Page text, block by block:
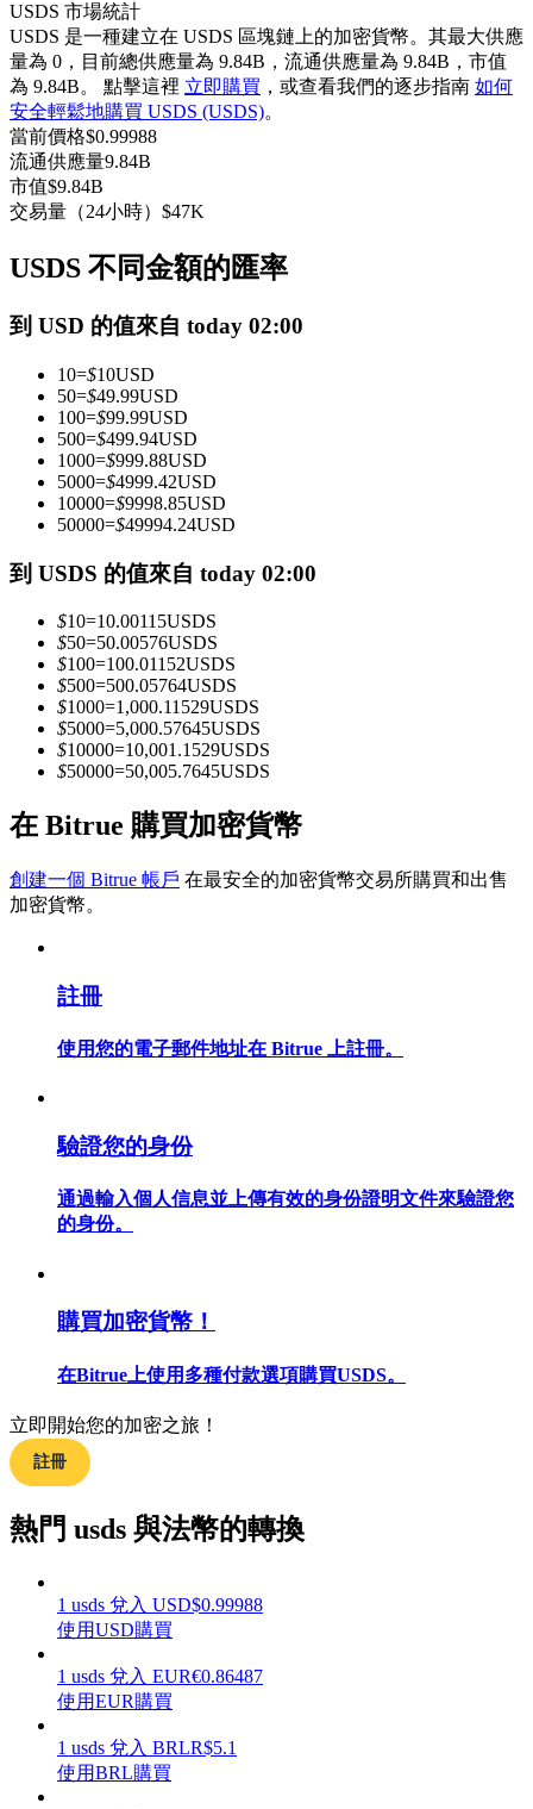
多種以USDC結算的永續合約
跟單
合約資訊
包含交易情況等的大數據分析
合約指南
交易策略
學習如何保持盈利
USDS 市場統計
USDS 是一種建立在 USDS 區塊鏈上的加密貨幣。其最大供應
量為 0，目前總供應量為 9.84B，流通供應量為 9.84B，市值
為 9.84B。 點擊這裡 立即購買 ，或查看我們的逐步指南 如何
安全輕鬆地購買 USDS (USDS)。
當前價格$0.99988
流通供應量9.84B
市值$9.84B
交易量（24小時） $47K
USDS 不同金額的匯率
到 USD 的值來自 today 02:00
10=$10USD
50=$49.99USD
100=$99.99USD
500=$499.94USD
1000=$999.88USD
5000=$4999.42USD
10000=$9998.85USD
50000=$49994.24USD
到 USDS 的值來自 today 02:00
$10=10.00115USDS
$50=50.00576USDS
$100=100.01152USDS
$500=500.05764USDS
$1000=1,000.11529USDS
$5000=5,000.57645USDS
$10000=10,001.1529USDS
$50000=50,005.7645USDS
在 Bitrue 購買加密貨幣
創建一個 Bitrue 帳戶 在最安全的加密貨幣交易所購買和出售
加密貨幣。
註冊
使用您的電子郵件地址在 Bitrue 上註冊。
驗證您的身份
通過輸入個人信息並上傳有效的身份證明文件來驗證您
的身份。
購買加密貨幣！
在Bitrue上使用多種付款選項購買USDS。
立即開始您的加密之旅！
註冊
熱門 usds 與法幣的轉換
1 usds 兌入 USD$0.99988
使用USD購買
1 usds 兌入 EUR€0.86487
使用EUR購買
1 usds 兌入 BRLR$5.1
使用BRL購買